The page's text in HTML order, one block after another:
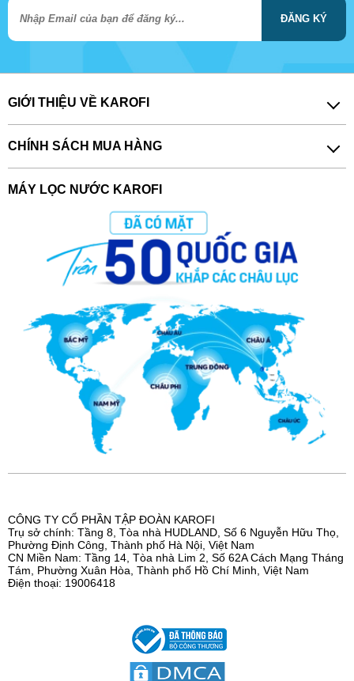
ĐĂNG KÝ
GIỚI THIỆU VỀ KAROFI
CHÍNH SÁCH MUA HÀNG
MÁY LỌC NƯỚC KAROFI
CÔNG TY CỔ PHẦN TẬP ĐOÀN KAROFI
Trụ sở chính: Tầng 8, Tòa nhà HUDLAND, Số 6 Nguyễn Hữu Thọ,
Phường Định Công, Thành phố Hà Nội, Việt Nam
CN Miền Nam: Tầng 14, Tòa nhà Lim 2, Số 62A Cách Mạng Tháng
Tám, Phường Xuân Hòa, Thành phố Hồ Chí Minh, Việt Nam
Điện thoại: 19006418